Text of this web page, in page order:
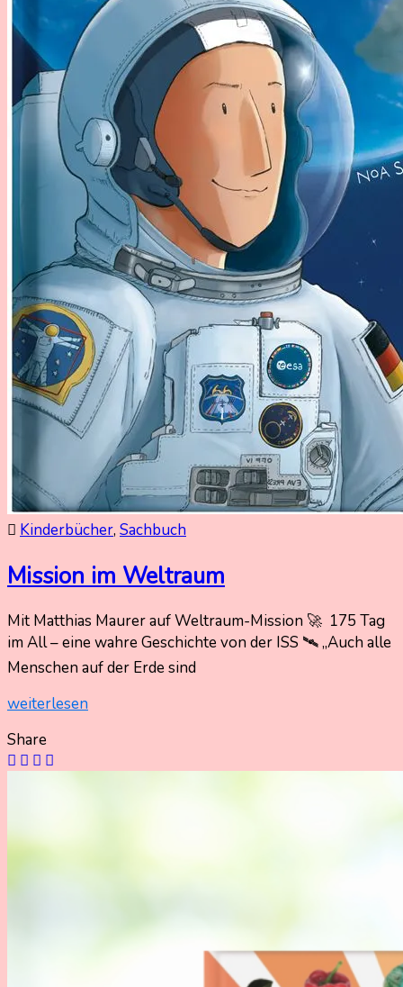
Kinderbücher, Sachbuch
Mission im Weltraum
8.
Juni
Juni
Nadine
Kammer
Mit Matthias Maurer auf Weltraum-Mission 🚀 175 Tag
im All – eine wahre Geschichte von der ISS 🛰️ „Auch alle
Menschen auf der Erde sind
weiterlesen
Share